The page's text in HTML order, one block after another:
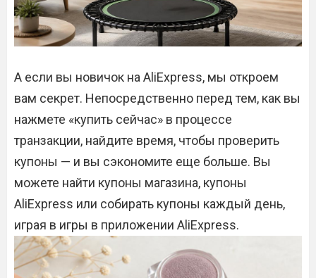
А если вы новичок на AliExpress, мы откроем
вам секрет. Непосредственно перед тем, как вы
нажмете «купить сейчас» в процессе
транзакции, найдите время, чтобы проверить
купоны — и вы сэкономите еще больше. Вы
можете найти купоны магазина, купоны
AliExpress или собирать купоны каждый день,
играя в игры в приложении AliExpress.